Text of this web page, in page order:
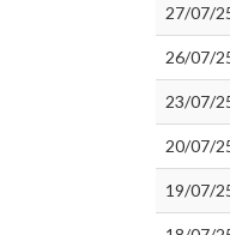
27/07/
26/07/
23/07/
20/07/
19/07/